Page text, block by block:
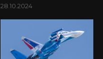
28.10.2024